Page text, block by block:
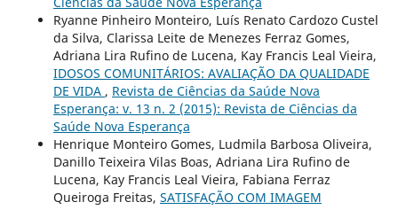
Ryanne Pinheiro Monteiro, Luís Renato Cardozo Custel
da Silva, Clarissa Leite de Menezes Ferraz Gomes,
Adriana Lira Rufino de Lucena, Kay Francis Leal Vieira,
IDOSOS COMUNITÁRIOS: AVALIAÇÃO DA QUALIDADE
DE VIDA , Revista de Ciências da Saúde Nova
Esperança: v. 13 n. 2 (2015): Revista de Ciências da
Saúde Nova Esperança
Henrique Monteiro Gomes, Ludmila Barbosa Oliveira,
Danillo Teixeira Vilas Boas, Adriana Lira Rufino de
Lucena, Kay Francis Leal Vieira, Fabiana Ferraz
Queiroga Freitas, SATISFAÇÃO COM IMAGEM